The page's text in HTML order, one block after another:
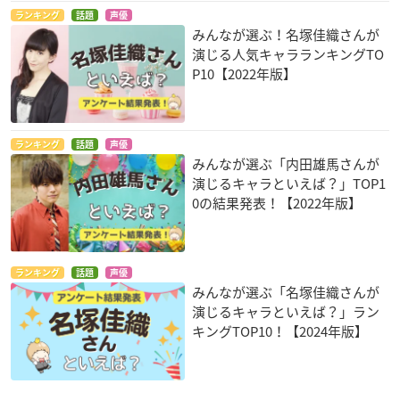
ランキング 話題 声優
みんなが選ぶ！名塚佳織さんが
演じる人気キャラランキングTO
P10【2022年版】
ランキング 話題 声優
みんなが選ぶ「内田雄馬さんが
演じるキャラといえば？」TOP1
0の結果発表！【2022年版】
ランキング 話題 声優
みんなが選ぶ「名塚佳織さんが
演じるキャラといえば？」ラン
キングTOP10！【2024年版】